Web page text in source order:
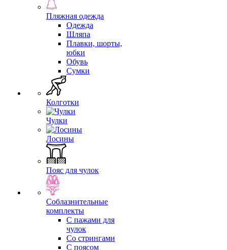
Пляжная одежда
Одежда
Шляпа
Плавки, шорты,
юбки
Обувь
Сумки
Колготки
Чулки
Лосины
Пояс для чулок
Соблазнительные
комплекты
С пажами для
чулок
Со стрингами
С поясом